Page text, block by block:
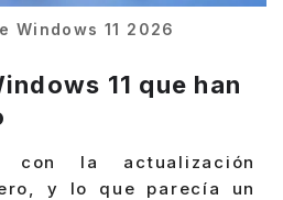
Windows 11 2026
11 que han
con la actualización
y lo que parecía un